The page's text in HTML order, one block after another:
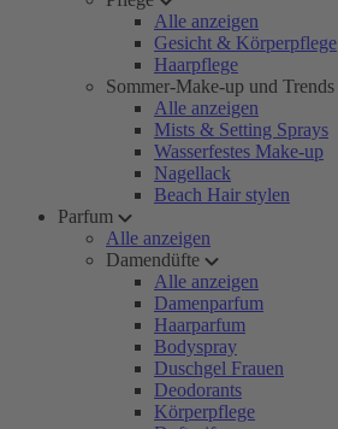
Alle anzeigen
Gesicht & Körperpflege
Haarpflege
Sommer-Make-up und Trends
Alle anzeigen
Mists & Setting Sprays
Wasserfestes Make-up
Nagellack
Beach Hair stylen
Parfum
Alle anzeigen
Damendüfte
Alle anzeigen
Damenparfum
Haarparfum
Bodyspray
Duschgel Frauen
Deodorants
Körperpflege